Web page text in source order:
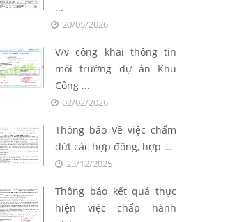
...
20/05/2026
V/v công khai thông tin
môi trường dự án Khu
Công ...
02/02/2026
Thông báo Về việc chấm
dứt các hợp đồng, hợp ...
23/12/2025
Thông báo kết quả thực
hiện việc chấp hành